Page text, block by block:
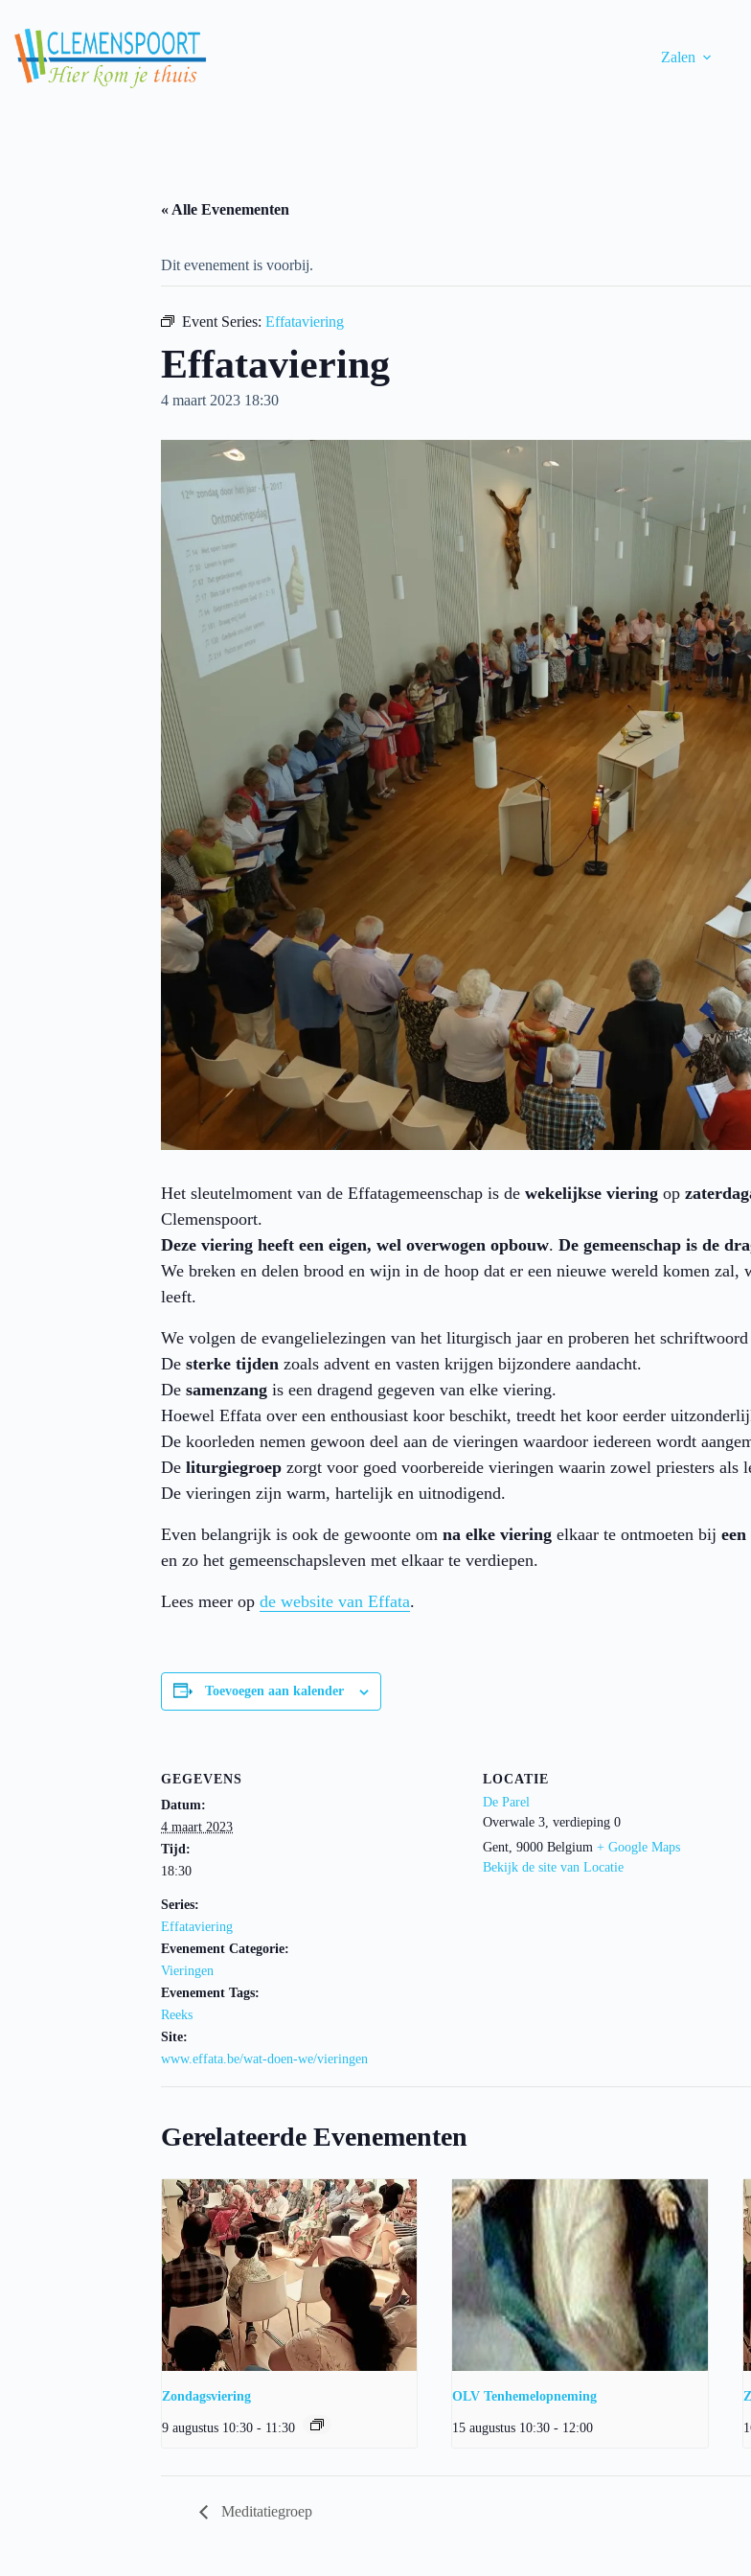
content
Zalen
« Alle Evenementen
Dit evenement is voorbij.
Event Series: Effataviering
Effataviering
4 maart 2023 18:30
Het sleutelmoment van de Effatagemeenschap is de wekelijkse viering op
Clemenspoort.
Deze viering heeft een eigen, wel overwogen opbouw. De gemeenschap is de
We breken en delen brood en wijn in de hoop dat er een nieuwe wereld komen
leeft.
We volgen de evangelielezingen van het liturgisch jaar en proberen het
De sterke tijden zoals advent en vasten krijgen bijzondere aandacht.
De samenzang is een dragend gegeven van elke viering.
Hoewel Effata over een enthousiast koor beschikt, treedt het koor eerder
De koorleden nemen gewoon deel aan de vieringen waardoor iedereen wordt
De liturgiegroep zorgt voor goed voorbereide vieringen waarin zowel priesters als
De vieringen zijn warm, hartelijk en uitnodigend.
Even belangrijk is ook de gewoonte om na elke viering elkaar te ontmoeten bij
en zo het gemeenschapsleven met elkaar te verdiepen.
Lees meer op de website van Effata.
Toevoegen aan kalender
GEGEVENS
Datum:
4 maart 2023
Tijd:
18:30
Series:
Effataviering
Evenement Categorie:
Vieringen
Evenement Tags:
Reeks
Site:
www.effata.be/wat-doen-we/vieringen
LOCATIE
De Parel
Overwale 3, verdieping 0
Gent 9000 Belgium + Google Maps
Bekijk de site van Locatie
Gerelateerde Evenementen
Zondagsviering
9 augustus 10:30 - 11:30
OLV Tenhemelopneming
15 augustus 10:30 - 12:00
Meditatiegroep